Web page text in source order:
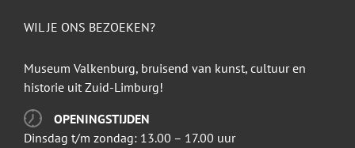
WIL JE ONS BEZOEKEN?
Museum Valkenburg, bruisend van kunst, cultuur en
historie uit Zuid-Limburg!
OPENINGSTIJDEN
Dinsdag t/m zondag: 13.00 – 17.00 uur